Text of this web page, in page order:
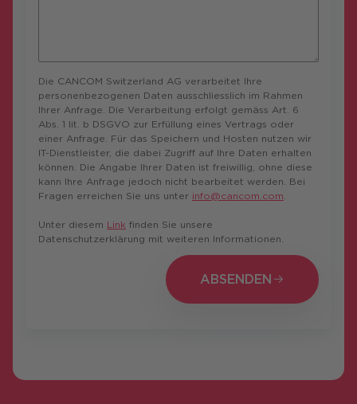
Die CANCOM Switzerland AG verarbeitet Ihre
personenbezogenen Daten ausschliesslich im Rahmen
Ihrer Anfrage. Die Verarbeitung erfolgt gemäss Art. 6
Abs. 1 lit. b DSGVO zur Erfüllung eines Vertrags oder
einer Anfrage. Für das Speichern und Hosten nutzen wir
IT-Dienstleister, die dabei Zugriff auf Ihre Daten erhalten
können. Die Angabe Ihrer Daten ist freiwillig, ohne diese
kann Ihre Anfrage jedoch nicht bearbeitet werden. Bei
Fragen erreichen Sie uns unter info@cancom.com
Unter diesem Link finden Sie unsere
Datenschutzerklärung mit weiteren Informationen.
ABSENDEN
ABSENDEN